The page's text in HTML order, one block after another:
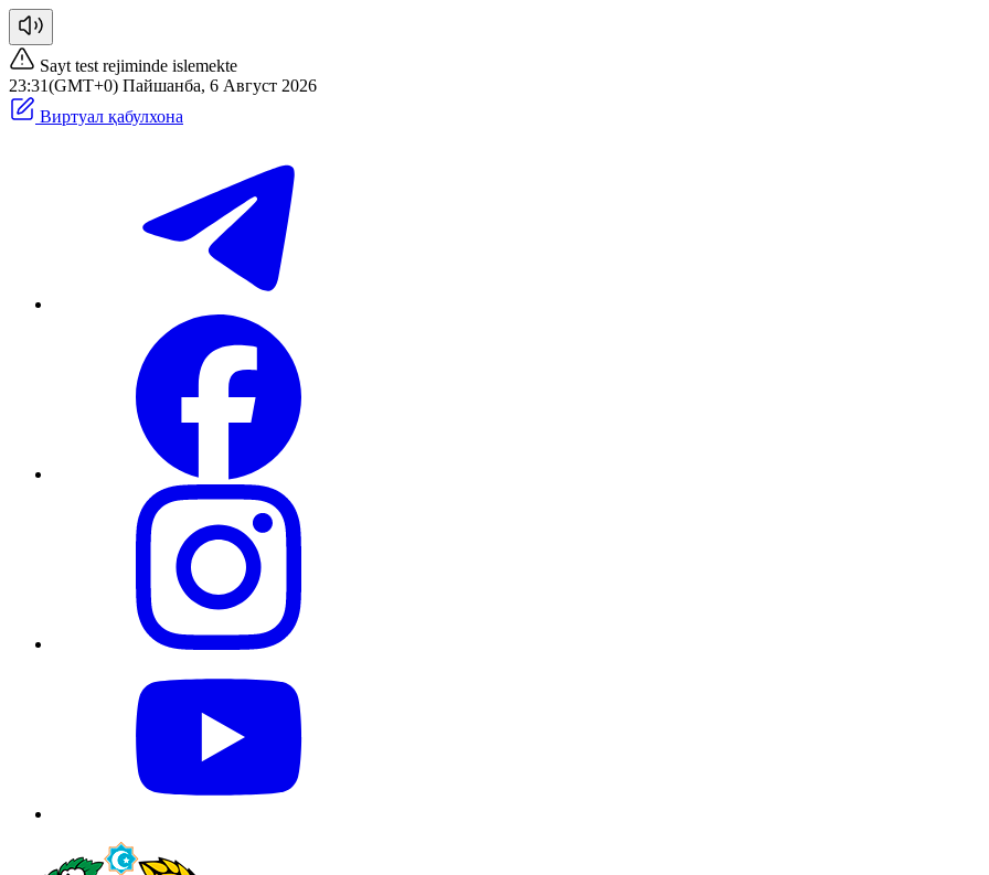
Sayt test rejiminde islemekte
23:31(GMT+0) Пайшанба, 6 Август 2026
Виртуал қабулхона